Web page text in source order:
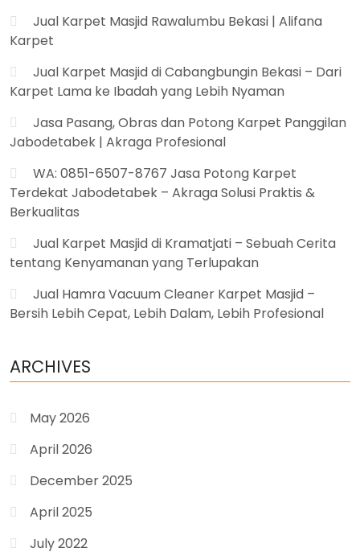
Jual Karpet Masjid Rawalumbu Bekasi | Alifana
Karpet
Jual Karpet Masjid di Cabangbungin Bekasi – Dari
Karpet Lama ke Ibadah yang Lebih Nyaman
Jasa Pasang, Obras dan Potong Karpet Panggilan
Jabodetabek | Akraga Profesional
WA: 0851-6507-8767 Jasa Potong Karpet
Terdekat Jabodetabek – Akraga Solusi Praktis &
Berkualitas
Jual Karpet Masjid di Kramatjati – Sebuah Cerita
tentang Kenyamanan yang Terlupakan
Jual Hamra Vacuum Cleaner Karpet Masjid –
Bersih Lebih Cepat, Lebih Dalam, Lebih Profesional
ARCHIVES
May 2026
April 2026
December 2025
April 2025
July 2022